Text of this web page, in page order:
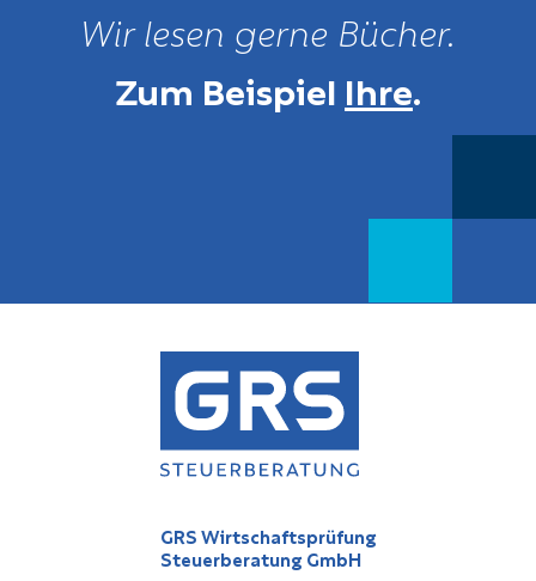
Wir lesen gerne Bücher.
Zum Beispiel Ihre.
GRS Wirtschaftsprüfung
Steuerberatung GmbH